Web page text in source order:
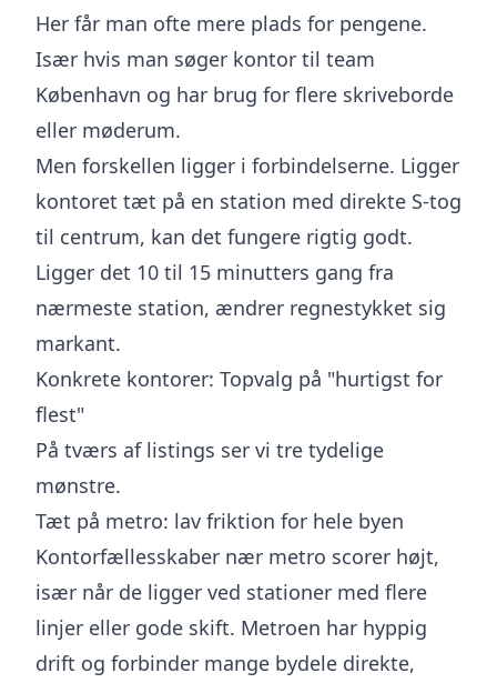
Her får man ofte mere plads for pengene.
Især hvis man søger kontor til team
København og har brug for flere skriveborde
eller møderum.
Men forskellen ligger i forbindelserne. Ligger
kontoret tæt på en station med direkte S-tog
til centrum, kan det fungere rigtig godt.
Ligger det 10 til 15 minutters gang fra
nærmeste station, ændrer regnestykket sig
markant.
Konkrete kontorer: Topvalg på "hurtigst for
flest"
På tværs af listings ser vi tre tydelige
mønstre.
Tæt på metro: lav friktion for hele byen
Kontorfællesskaber nær metro scorer højt,
især når de ligger ved stationer med flere
linjer eller gode skift. Metroen har hyppig
drift og forbinder mange bydele direkte,